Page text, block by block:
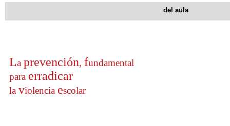
del aula
La prevención, fundamental
para erradicar
la violencia escolar